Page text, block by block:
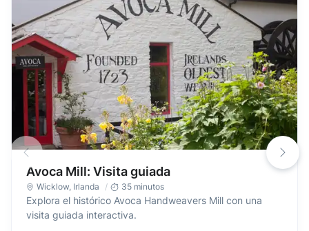
Avoca Mill: Visita guiada
Wicklow, Irlanda 35 minutos
Explora el histórico Avoca Handweavers Mill con una
visita guiada interactiva.